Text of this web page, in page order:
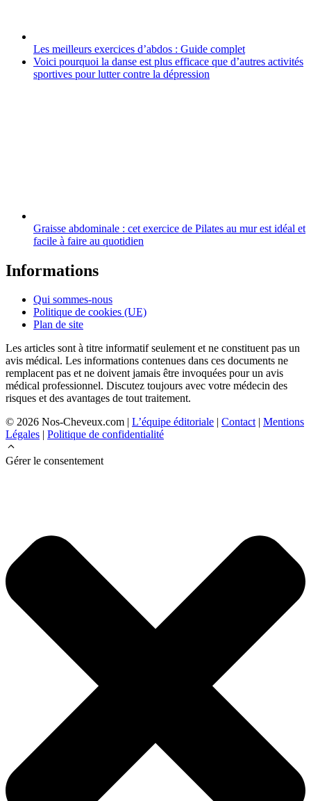
Les meilleurs exercices d’abdos : Guide complet
Voici pourquoi la danse est plus efficace que d’autres activités
sportives pour lutter contre la dépression
Graisse abdominale : cet exercice de Pilates au mur est idéal et
facile à faire au quotidien
Informations
Qui sommes-nous
Politique de cookies (UE)
Plan de site
Les articles sont à titre informatif seulement et ne constituent pas un
avis médical. Les informations contenues dans ces documents ne
remplacent pas et ne doivent jamais être invoquées pour un avis
médical professionnel. Discutez toujours avec votre médecin des
risques et des avantages de tout traitement.
© 2026 Nos-Cheveux.com | L’équipe éditoriale Contact| Mentions
Légales
Politique de confidentialité
Gérer le consentement